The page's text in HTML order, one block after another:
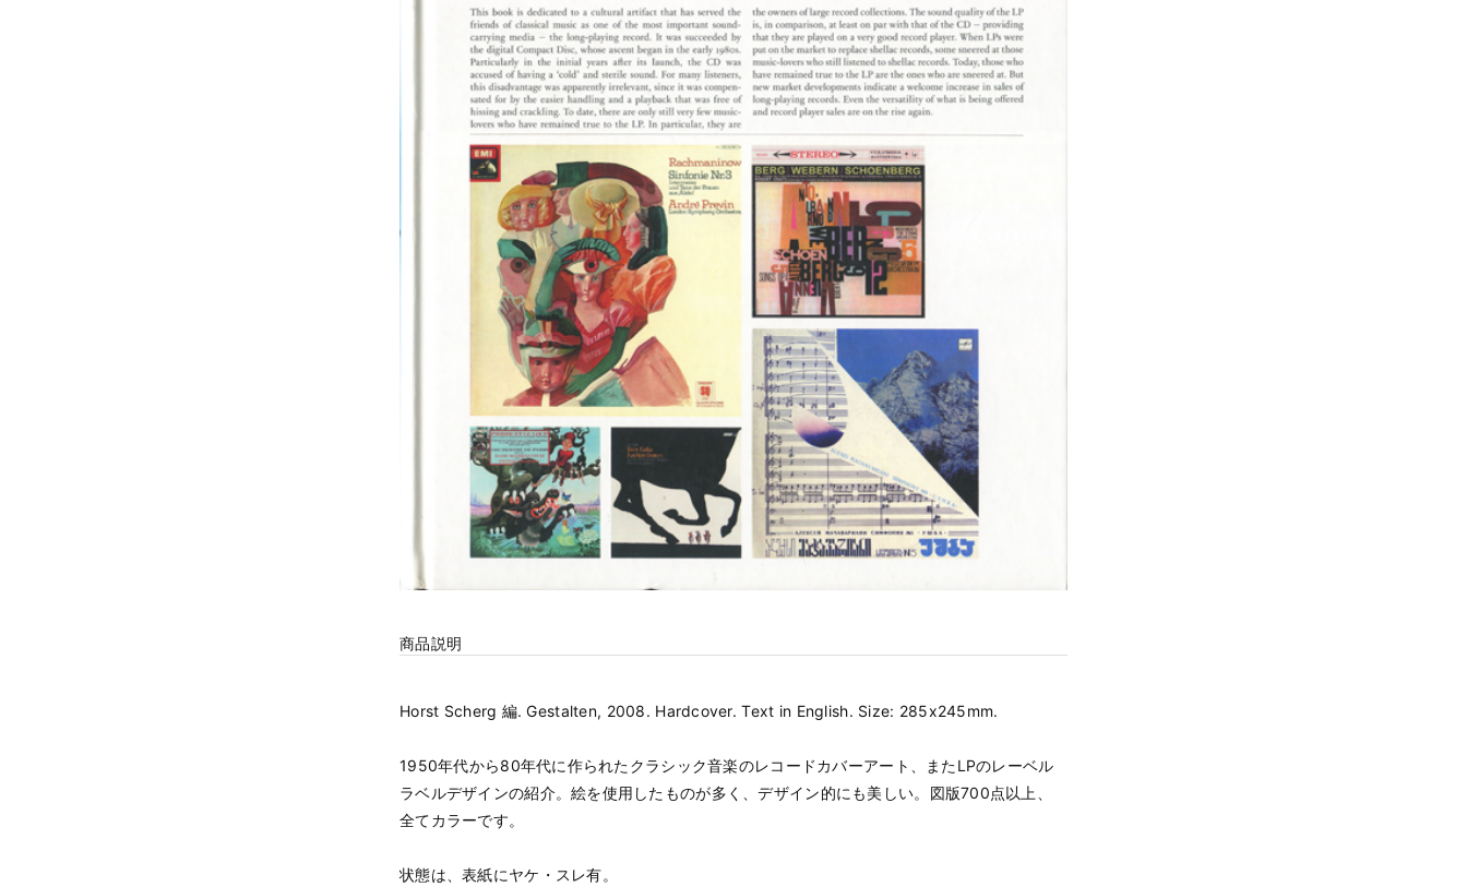
商品説明
Horst Scherg 編. Gestalten, 2008. Hardcover. Text in English. Size: 285x245mm.
1950年代から80年代に作られたクラシック音楽のレコードカバーアート、またLPのレーベル
ラベルデザインの紹介。絵を使用したものが多く、デザイン的にも美しい。図版700点以上、
全てカラーです。
状態は、表紙にヤケ・スレ有。